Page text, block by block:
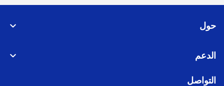
حول
الدعم
التواصل